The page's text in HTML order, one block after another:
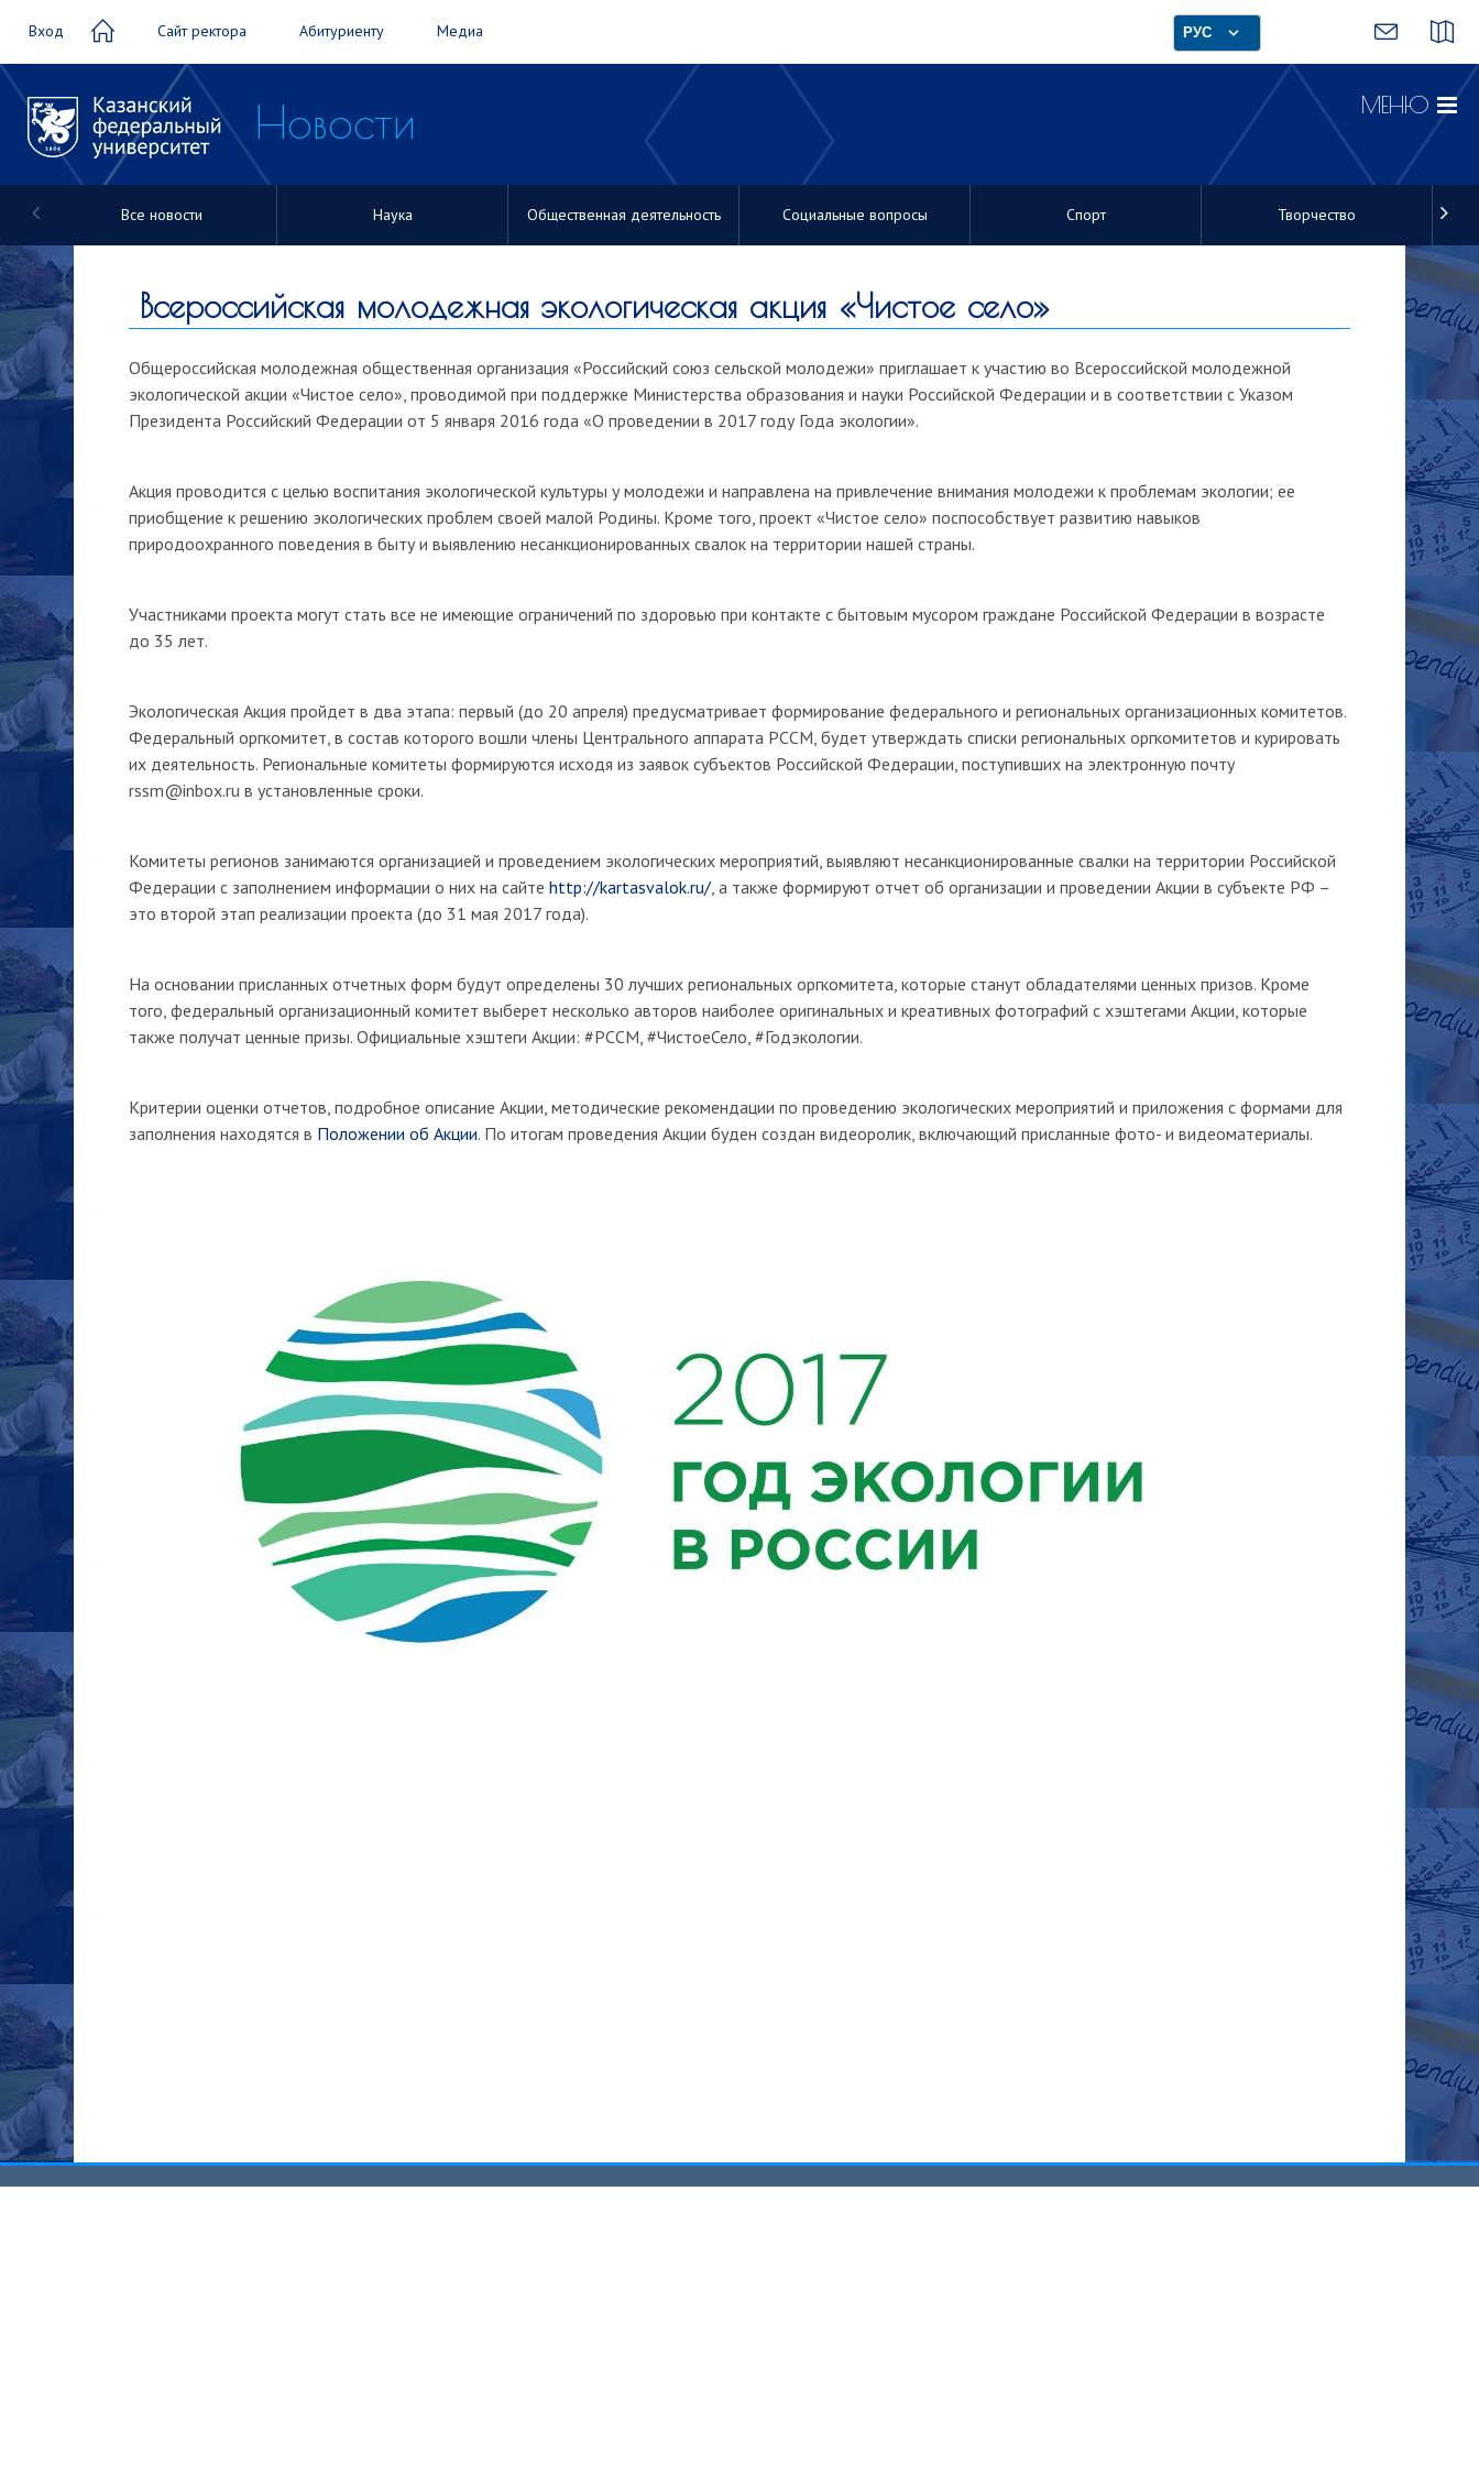
Вход Сайт ректора Абитуриенту Медиа РУС
Новости МЕНЮ
Все новости Наука Общественная деятельность Социальные вопросы Спорт Творчество
Всероссийская молодежная экологическая акция «Чистое село»
Общероссийская молодежная общественная организация «Российский союз сельской молодежи» приглашает к участию во Всероссийской молодежной
экологической акции «Чистое село», проводимой при поддержке Министерства образования и науки Российской Федерации и в соответствии с Указом
Президента Российский Федерации от 5 января 2016 года «О проведении в 2017 году Года экологии».
Акция проводится с целью воспитания экологической культуры у молодежи и направлена на привлечение внимания молодежи к проблемам экологии; ее
приобщение к решению экологических проблем своей малой Родины. Кроме того, проект «Чистое село» поспособствует развитию навыков
природоохранного поведения в быту и выявлению несанкционированных свалок на территории нашей страны.
Участниками проекта могут стать все не имеющие ограничений по здоровью при контакте с бытовым мусором граждане Российской Федерации в возрасте
до 35 лет.
Экологическая Акция пройдет в два этапа: первый (до 20 апреля) предусматривает формирование федерального и региональных организационных комитетов.
Федеральный оргкомитет, в состав которого вошли члены Центрального аппарата РССМ, будет утверждать списки региональных оргкомитетов и курировать
их деятельность. Региональные комитеты формируются исходя из заявок субъектов Российской Федерации, поступивших на электронную почту
rssm@inbox.ru в установленные сроки.
Комитеты регионов занимаются организацией и проведением экологических мероприятий, выявляют несанкционированные свалки на территории Российской
Федерации с заполнением информации о них на сайтеhttp://kartasvalok.ru/, а также формируют отчет об организации и проведении Акции в субъекте РФ –
это второй этап реализации проекта (до 31 мая 2017 года).
На основании присланных отчетных форм будут определены 30 лучших региональных оргкомитета, которые станут обладателями ценных призов. Кроме
того, федеральный организационный комитет выберет несколько авторов наиболее оригинальных и креативных фотографий с хэштегами Акции, которые
также получат ценные призы. Официальные хэштеги Акции: #РССМ, #ЧистоеСело, #Годэкологии.
Критерии оценки отчетов, подробное описание Акции, методические рекомендации по проведению экологических мероприятий и приложения с формами для
заполнения находятся в Положении об Акции. По итогам проведения Акции буден создан видеоролик, включающий присланные фото- и видеоматериалы.